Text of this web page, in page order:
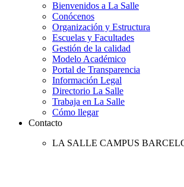
Bienvenidos a La Salle
Conócenos
Organización y Estructura
Escuelas y Facultades
Gestión de la calidad
Modelo Académico
Portal de Transparencia
Información Legal
Directorio La Salle
Trabaja en La Salle
Cómo llegar
Contacto
LA SALLE CAMPUS